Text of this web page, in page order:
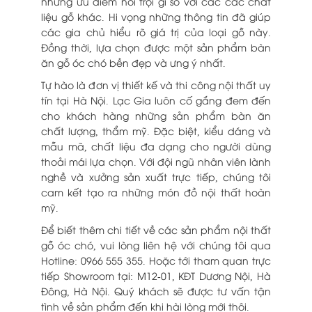
liệu gỗ khác. Hi vọng những thông tin đã giúp
các gia chủ hiểu rõ giá trị của loại gỗ này.
Đồng thời, lựa chọn được một sản phẩm bàn
ăn gỗ óc chó bền đẹp và ưng ý nhất.
Tự hào là đơn vị thiết kế và thi công nội thất uy
tín tại Hà Nội. Lạc Gia luôn cố gắng đem đến
cho khách hàng những sản phẩm bàn ăn
chất lượng, thẩm mỹ. Đặc biệt, kiểu dáng và
mẫu mã, chất liệu đa dạng cho người dùng
thoải mái lựa chọn. Với đội ngũ nhân viên lành
nghề và xưởng sản xuất trực tiếp, chúng tôi
cam kết tạo ra những món đồ nội thất hoàn
mỹ.
Để biết thêm chi tiết về các sản phẩm nội thất
gỗ óc chó, vui lòng liên hệ với chúng tôi qua
Hotline: 0966 555 355. Hoặc tới tham quan trực
tiếp Showroom tại: M12-01, KĐT Dương Nội, Hà
Đông, Hà Nội. Quý khách sẽ được tư vấn tận
tình về sản phẩm đến khi hài lòng mới thôi.